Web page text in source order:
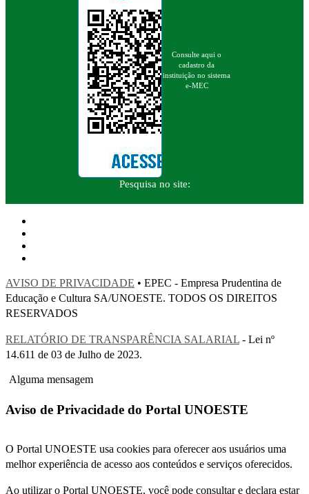
Consulte aqui o
cadastro da
instituição no sistema
e-MEC
Pesquisa no site:
AVISO DE PRIVACIDADE • EPEC - Empresa Prudentina de
Educação e Cultura SA/UNOESTE. TODOS OS DIREITOS
RESERVADOS
RELATÓRIO DE TRANSPARÊNCIA SALARIAL - Lei nº
14.611 de 03 de Julho de 2023.
Alguma mensagem
Aviso de Privacidade do Portal UNOESTE
O Portal UNOESTE usa cookies para oferecer aos usuários uma
melhor experiência de acesso aos conteúdos e serviços oferecidos.
Ao utilizar o Portal UNOESTE, você pode consultar e declara estar